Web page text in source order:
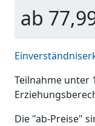
ab
Teilnahme unter
Die "ab-Preise"